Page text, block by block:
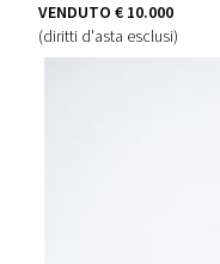
VENDUTO € 10.000
(diritti d'asta esclusi)